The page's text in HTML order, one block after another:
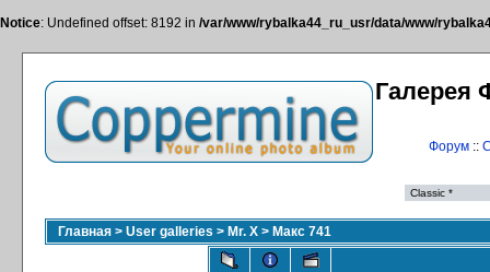
Notice: Undefined offset: 8192 in /var/www/rybalka44_ru_usr/data/www/
Галерея
Форум::
Главная > User galleries > Mr. X > Макс 741